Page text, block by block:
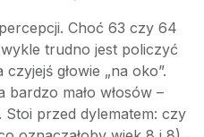
Choć 63 czy 64
trudno jest policzyć
głowie „na oko”.
bardzo mało włosów –
Stoi przed dylematem: czy